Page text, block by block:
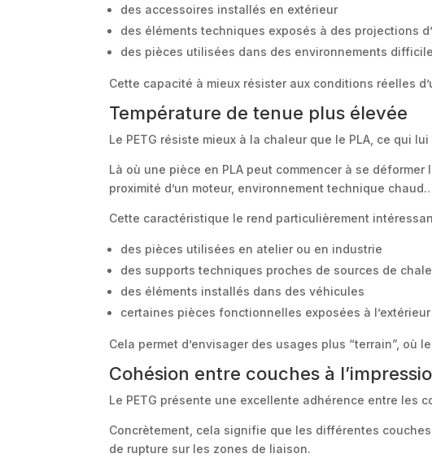
des accessoires installés en extérieur
des éléments techniques exposés à des projections
des pièces utilisées dans des environnements
Cette capacité à mieux résister aux conditions réelles
Température de tenue plus élevée
Le PETG résiste mieux à la chaleur que le PLA, ce qui
Là où une pièce en PLA peut commencer à se
proximité d’un moteur, environnement technique
Cette caractéristique le rend particulièrement
des pièces utilisées en atelier ou en industrie
des supports techniques proches de sources de
des éléments installés dans des véhicules
certaines pièces fonctionnelles exposées à l’extérieur
Cela permet d’envisager des usages plus “terrain”, où
Cohésion entre couches à
Le PETG présente une excellente adhérence entre les
Concrètement, cela signifie que les différentes
de rupture sur les zones de liaison.